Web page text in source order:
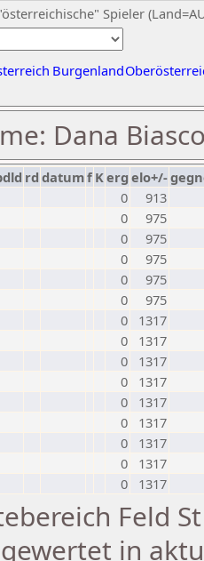
Spieler
Burgenland
Dana
rd datumf Kerg elo+/-
0
913
0
975
0
975
0
975
0
975
0
975
0
1317
0
1317
0
1317
0
1317
0
1317
0
1317
0
1317
0
1317
0 1317
Feld
in